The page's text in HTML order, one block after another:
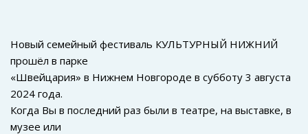
Новый семейный фестиваль КУЛЬТУРНЫЙ НИЖНИЙ
прошёл в парке
«Швейцария» в Нижнем Новгороде в субботу 3 августа
2024 года.
Когда Вы в последний раз были в театре, на выставке, в
музее или